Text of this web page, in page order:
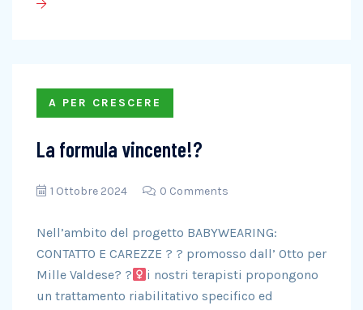
A PER CRESCERE
La formula vincente!?
1 Ottobre 2024 0 Comments
Nell’ambito del progetto BABYWEARING:
CONTATTO E CAREZZE ? ? promosso dall’ Otto per
Mille Valdese? ?‍
i nostri terapisti propongono
un trattamento riabilitativo specifico ed